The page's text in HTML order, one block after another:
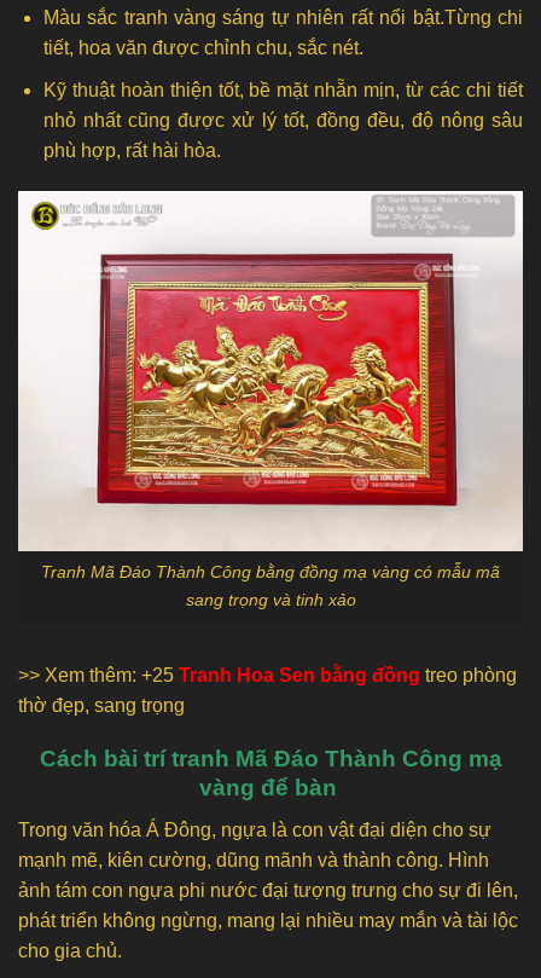
Màu sắc tranh vàng sáng tự nhiên rất nổi bật.Từng chi
tiết, hoa văn được chỉnh chu, sắc nét.
Kỹ thuật hoàn thiện tốt, bề mặt nhẵn mịn, từ các chi tiết
nhỏ nhất cũng được xử lý tốt, đồng đều, độ nông sâu
phù hợp, rất hài hòa.
Tranh Mã Đáo Thành Công bằng đồng mạ vàng có mẫu mã
sang trọng và tinh xảo
>> Xem thêm: +25 Tranh Hoa Sen bằng đồng treo phòng
thờ đẹp, sang trọng
Cách bài trí tranh Mã Đáo Thành Công mạ
vàng để bàn
Trong văn hóa Á Đông, ngựa là con vật đại diện cho sự
mạnh mẽ, kiên cường, dũng mãnh và thành công. Hình
ảnh tám con ngựa phi nước đại tượng trưng cho sự đi lên,
phát triển không ngừng, mang lại nhiều may mắn và tài lộc
cho gia chủ.